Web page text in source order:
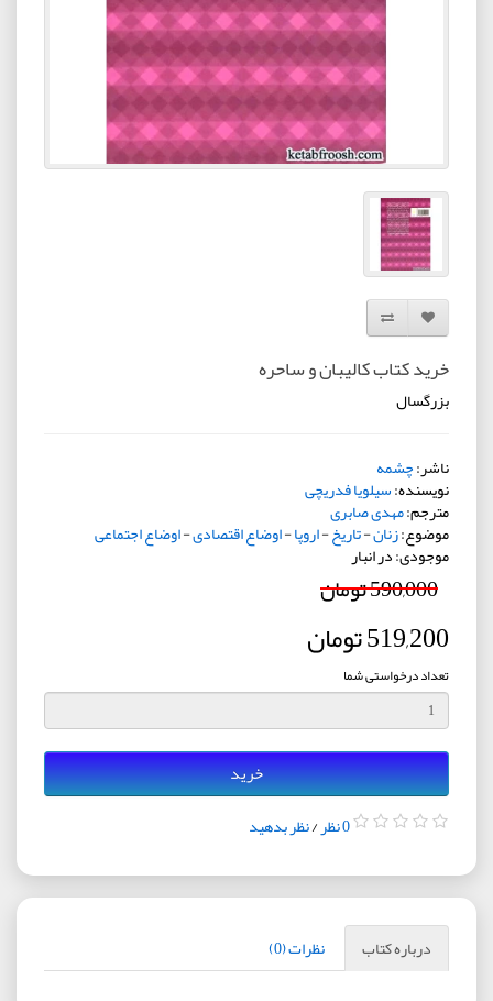
افزودن به لیست دلخواه
مقایسه این محصول
خرید کتاب کالیبان و ساحره
بزرگسال
ناشر:چشمه
نویسنده:سیلویا فدریچی
مترجم:مهدی صابری
موضوع:زنان-تاریخ-اروپا-اوضاع اقتصادی-اوضاع اجتماعی
موجودی: در انبار
590,000 تومان
519,200 تومان
تعداد درخواستی شما
خرید
0 نظر /نظر بدهید
درباره کتاب نظرات (0)